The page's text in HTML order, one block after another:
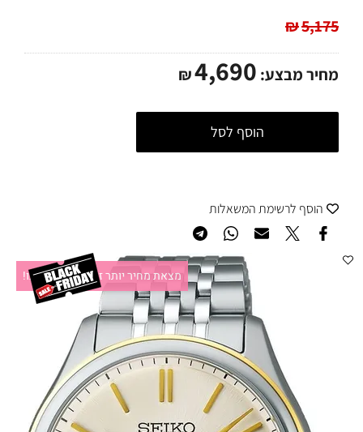
מצאת מחיר יותר זול?תקשרו אלינו!
₪5,175
מחיר מבצע: ₪4,690
הוסף לסל
הוסף לרשימת המשאלות